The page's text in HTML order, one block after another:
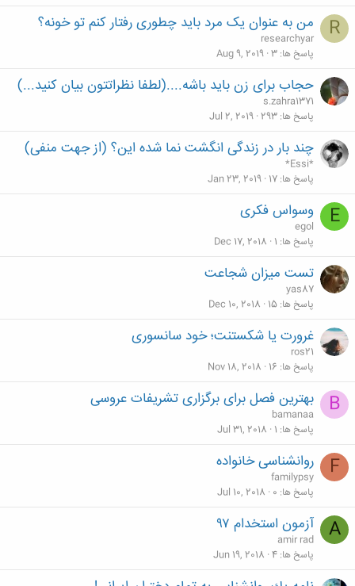
R من به عنوان یک مرد باید چطوری رفتار کنم تو خونه؟
researchyar
پاسخ ها 3
Aug 9, 2019
حجاب برای زن باید باشه....(لطفا نظراتتون بیان کنید...)
s.zahra1371
پاسخ ها 293
Jul 2, 2019
چند بار در زندگی انگشت نما شده این؟ (از جهت منفی)
*Essi*
پاسخ ها 17
Jan 23, 2019
E وسواس فکری
egol
پاسخ ها 1
Dec 17, 2018
تست میزان شجاعت
yas87
پاسخ ها 15
Dec 10, 2018
غرورت یا شکستنت؛ خود سانسوری
ros21
پاسخ ها 16
Nov 18, 2018
B بهترین فصل برای برگزاری تشریفات عروسی
bamanaa
پاسخ ها 1
Jul 31, 2018
F روانشناسی خانواده
familypsy
پاسخ ها 0
Jul 10, 2018
A آزمون استخدام ۹۷
amir rad
پاسخ ها 4
Jun 19, 2018